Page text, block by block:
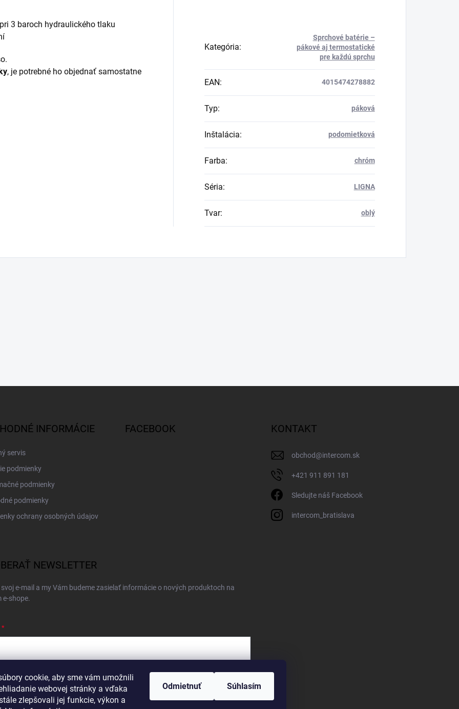
cookie, aby sme vám umožnili
webovej stránky a vďaka
zlepšovali jej funkcie, výkon a
Odmietnuť Súhlasím
3 baroch hydraulického tlaku
, je potrebné ho objednať samostatne
Kategória:
Sprchové batérie –
pákové aj termostatické
pre každú sprchu
EAN: 4015474278882
Typ: páková
Inštalácia: podomietková
Farba: chróm
Séria: LIGNA
Tvar: oblý
INFORMÁCIE
servis
podmienky
podmienky
podmienky
ochrany osobných údajov
FACEBOOK KONTAKT
obchod@intercom.sk
+421 911 891 181
Sledujte náš Facebook
intercom_bratislava
NEWSLETTER
e-mail a my Vám budeme zasielať informácie o nových produktoch na
e-shope.
e-mailu súhlasíte spodmienkami ochrany osobných údajov
sa